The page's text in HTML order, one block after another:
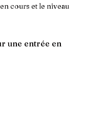
cours et le niveau
une entrée en